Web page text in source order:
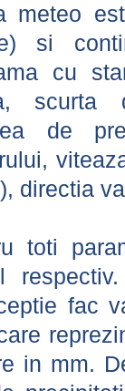
meteo
cu
scurta
de
directia
toti
fac
in mm.